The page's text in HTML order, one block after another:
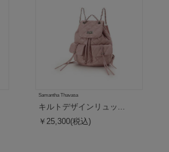
Samantha Thavasa
キルトデザインリュッ...
￥25,300(税込)